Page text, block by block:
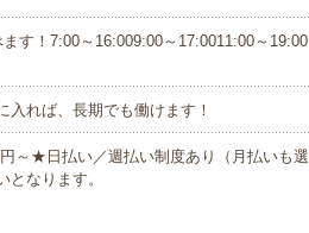
す！7:00～16:009:00～17:0011:00～19:00
れば、長期でも働けます！
～★日払い／週払い制度あり（月払いも選
なります。